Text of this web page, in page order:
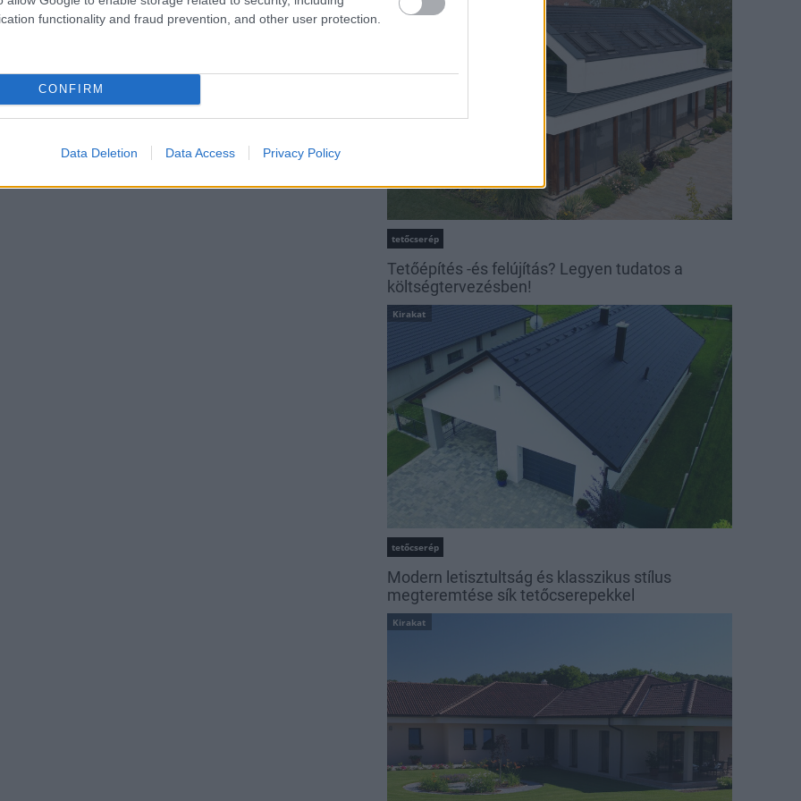
functionality and fraud prevention, and other user protection.
CONFIRM
Data Deletion Data Access Privacy Policy
Kirakat
tetőcserép
Tetőépítés -és felújítás? Legyen tudatos a
költségtervezésben!
Kirakat
tetőcserép
Modern letisztultság és klasszikus stílus
megteremtése sík tetőcserepekkel
Kirakat